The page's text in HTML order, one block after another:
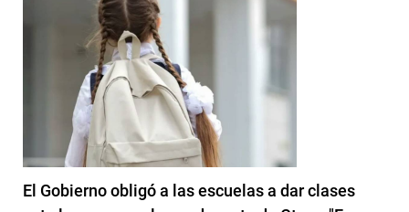
El Gobierno obligó a las escuelas a dar clases